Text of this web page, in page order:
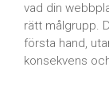
vad din
rätt målgrupp.
första hand,
konsekvens